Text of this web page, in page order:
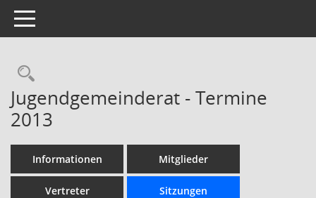
Toggle navigation
Rechercheauswahl
Jugendgemeinderat - Termine
2013
Informationen Mitglieder
Vertreter Sitzungen